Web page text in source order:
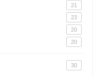
21
23
20
20
30